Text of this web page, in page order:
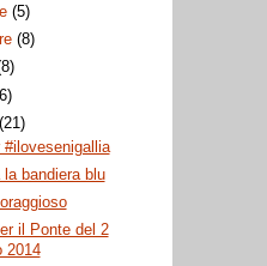
(5)
(8)
(21)
#ilovesenigallia
bandiera blu
il Ponte del 2
2014